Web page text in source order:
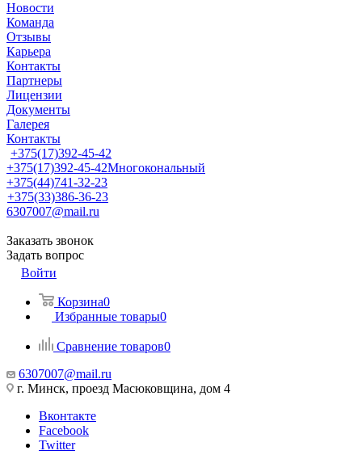
Новости
Команда
Отзывы
Карьера
Контакты
Партнеры
Лицензии
Документы
Галерея
Контакты
+375(17)392-45-42
+375(17)392-45-42Многокональный
+375(44)741-32-23
+375(33)386-36-23
6307007@mail.ru
Заказать звонок
Задать вопрос
Войти
Корзина0
Избранные товары0
Сравнение товаров0
6307007@mail.ru
г. Минск, проезд Масюковщина, дом 4
Вконтакте
Facebook
Twitter